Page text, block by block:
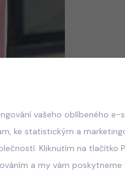
vašeho oblíbeného e-
ke statistickým a
Kliknutím na tlačítko
a my vám poskytneme